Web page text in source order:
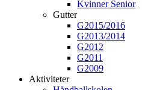
Kvinner Senior
Gutter
G2015/2016
G2013/2014
G2012
G2011
G2009
Aktiviteter